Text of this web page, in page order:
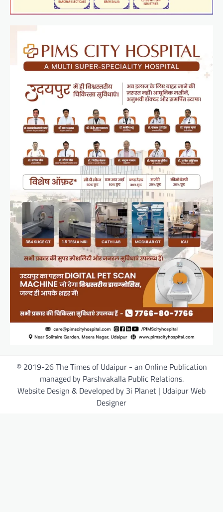
© 2019-26 The Times of Udaipur - an Online Publication
managed by Parshvakalla Public Relations.
Website Design & Developed by 3i Planet | Udaipur Web
Designer